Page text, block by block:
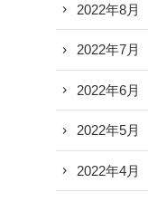
2022年8月
2022年7月
2022年6月
2022年5月
2022年4月